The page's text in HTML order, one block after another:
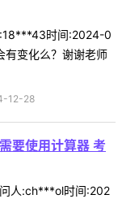
:18***43时间:2024-0
有变化么？谢谢老师
12-28
要使用计算器 考
人:ch***ol时间:202